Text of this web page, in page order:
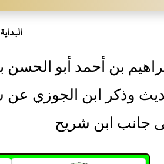
بن أحمد أبو
وذكر ابن الجوزي
جانب ابن شريح